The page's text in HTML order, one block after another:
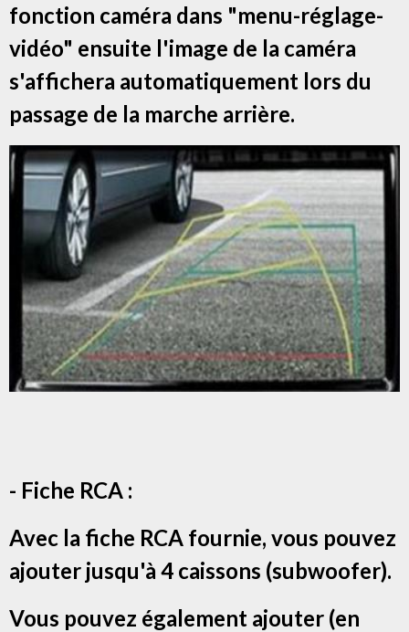
fonction caméra dans "menu-réglage-
vidéo" ensuite l'image de la caméra
s'affichera automatiquement lors du
passage de la marche arrière.
- Fiche RCA :
Avec la fiche RCA fournie, vous pouvez
ajouter jusqu'à 4 caissons (subwoofer).
Vous pouvez également ajouter (en